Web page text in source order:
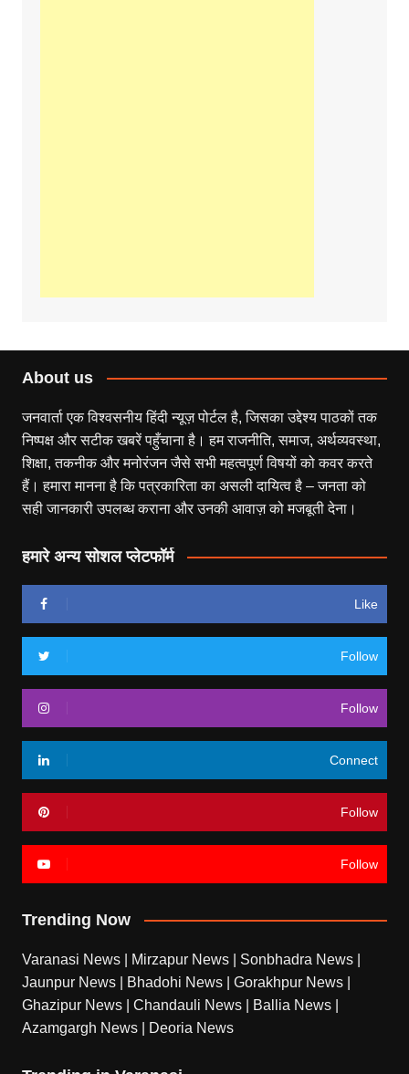
About us
जनवार्ता एक विश्वसनीय हिंदी न्यूज़ पोर्टल है, जिसका उद्देश्य पाठकों तक
निष्पक्ष और सटीक खबरें पहुँचाना है। हम राजनीति, समाज, अर्थव्यवस्था,
शिक्षा, तकनीक और मनोरंजन जैसे सभी महत्वपूर्ण विषयों को कवर करते
हैं। हमारा मानना है कि पत्रकारिता का असली दायित्व है – जनता को
सही जानकारी उपलब्ध कराना और उनकी आवाज़ को मजबूती देना।
हमारे अन्य सोशल प्लेटफॉर्म
Like
Follow
Follow
Connect
Follow
Follow
Trending Now
Varanasi News Mirzapur News Sonbhadra News
Jaunpur News
Bhadohi News Gorakhpur News
Ghazipur News
Chandauli News Ballia News
Azamgargh News
Deoria News